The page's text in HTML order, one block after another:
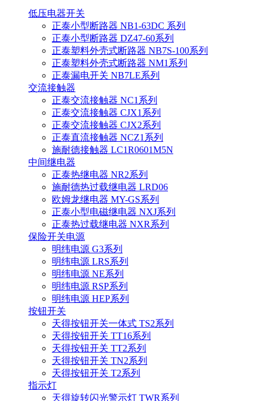
低压电器开关
正泰小型断路器 NB1-63DC 系列
正泰小型断路器 DZ47-60系列
正泰塑料外壳式断路器 NB7S-100系列
正泰塑料外壳式断路器 NM1系列
正泰漏电开关 NB7LE系列
交流接触器
正泰交流接触器 NC1系列
正泰交流接触器 CJX1系列
正泰交流接触器 CJX2系列
正泰直流接触器 NCZ1系列
施耐德接触器 LC1R0601M5N
中间继电器
正泰热继电器 NR2系列
施耐德热过载继电器 LRD06
欧姆龙继电器 MY-GS系列
正泰小型电磁继电器 NXJ系列
正泰热过载继电器 NXR系列
保险开关电源
明纬电源 G3系列
明纬电源 LRS系列
明纬电源 NE系列
明纬电源 RSP系列
明纬电源 HEP系列
按钮开关
天得按钮开关一体式 TS2系列
天得按钮开关 TT16系列
天得按钮开关 TT2系列
天得按钮开关 TN2系列
天得按钮开关 T2系列
指示灯
天得旋转闪光警示灯 TWR系列